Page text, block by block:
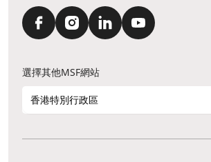
選擇其他MSF網站
香港特別行政區